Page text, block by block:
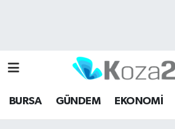
BURSA GÜNDEM EKONOMİ
Bursa Hava Durumu
Bursa Namaz Vakitleri